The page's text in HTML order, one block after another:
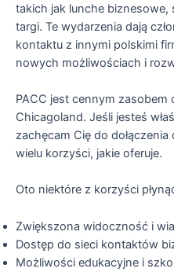
takich jak lunche
targi. Te wydarzenia dają
kontaktu z innymi polskimi
nowych możliwościach i
PACC jest cennym zasobem
Chicagoland. Jeśli jesteś
zachęcam Cię do
wielu korzyści, jakie oferuje.
Oto niektóre z korzyści
Zwiększona widoczność i
Dostęp do sieci kontaktów
Możliwości edukacyjne i